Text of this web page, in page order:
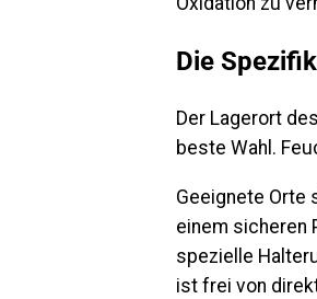
Die
Der Lagerort
beste Wahl.
Geeignete Orte
einem sicheren
spezielle
ist frei von